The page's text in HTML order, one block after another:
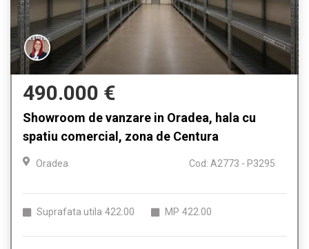
490.000 €
Showroom de vanzare in Oradea, hala cu
spatiu comercial, zona de Centura
Oradea Cod: A2773 - P3295
Suprafata utila 422.00 MP 422.00